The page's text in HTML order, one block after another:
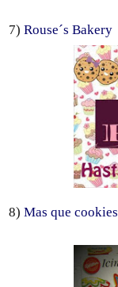
7) Rouse´s Bakery
8) Mas que cookies